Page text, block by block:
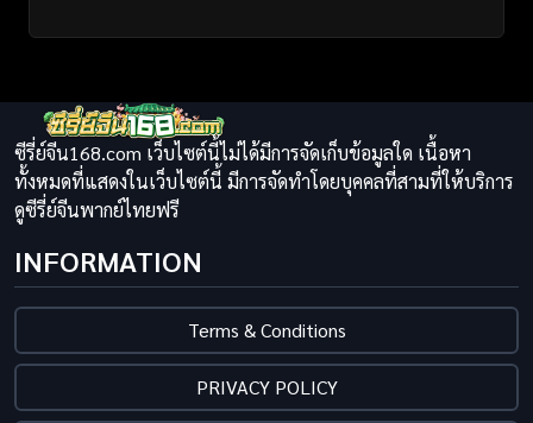
ซีรี่ย์จีน168.com เว็บไซต์นี้ไม่ได้มีการจัดเก็บข้อมูลใด เนื้อหา
ทั้งหมดที่แสดงในเว็บไซต์นี้ มีการจัดทำโดยบุคคลที่สามที่ให้บริการ
ดูซีรี่ย์จีนพากย์ไทยฟรี
INFORMATION
Terms & Conditions
PRIVACY POLICY